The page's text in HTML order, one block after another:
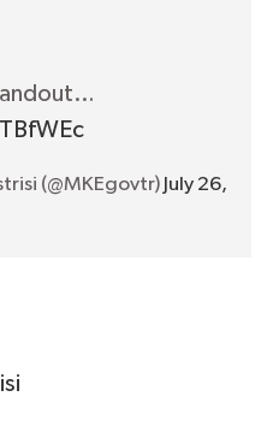
(@MKEgovtr) July 26,